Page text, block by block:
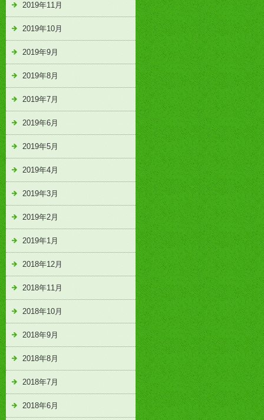
2019年11月
2019年10月
2019年9月
2019年8月
2019年7月
2019年6月
2019年5月
2019年4月
2019年3月
2019年2月
2019年1月
2018年12月
2018年11月
2018年10月
2018年9月
2018年8月
2018年7月
2018年6月